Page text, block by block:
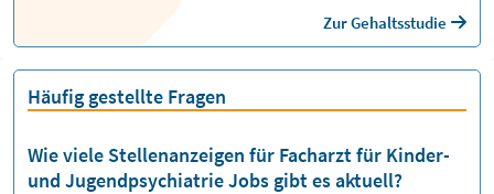
Zur Gehaltsstudie
Häufig gestellte Fragen
Wie viele Stellenanzeigen für Facharzt für Kinder-
und Jugendpsychiatrie Jobs gibt es aktuell?